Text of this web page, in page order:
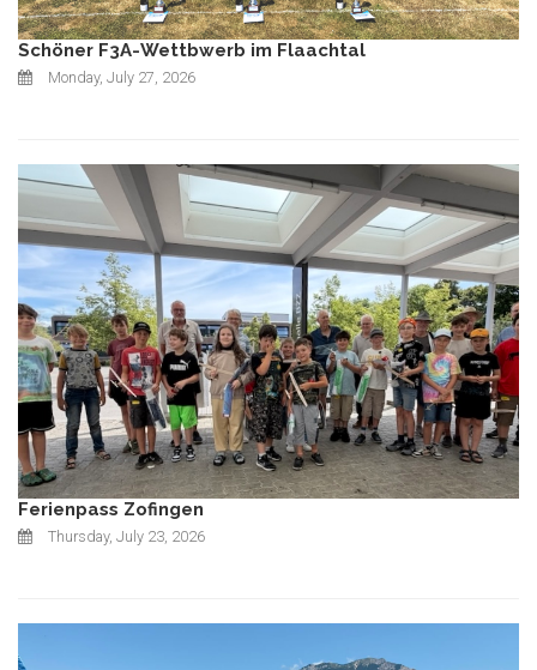
Schöner F3A-Wettbwerb im Flaachtal
Monday, July 27, 2026
Ferienpass Zofingen
Thursday, July 23, 2026